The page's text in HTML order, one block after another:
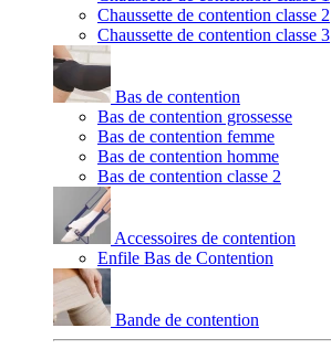
Chaussette de contention classe 2
Chaussette de contention classe 3
Bas de contention
Bas de contention grossesse
Bas de contention femme
Bas de contention homme
Bas de contention classe 2
Accessoires de contention
Enfile Bas de Contention
Bande de contention